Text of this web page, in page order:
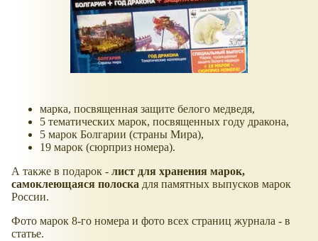
марка, посвященная защите белого медведя,
5 тематических марок, посвященных году дракона,
5 марок Болгарии (страны Мира),
19 марок (сюрприз номера).
А также в подарок - лист для хранения марок,
самоклеющаяся полоска для памятных выпусков марок
России.
Фото марок 8-го номера и фото всех страниц журнала - в
статье.